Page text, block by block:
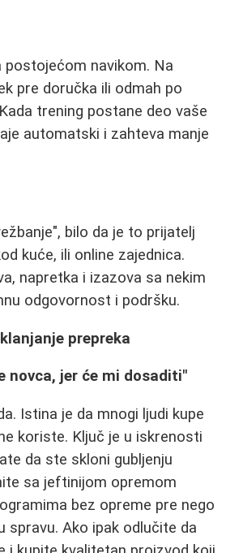
postojećom navikom. Na
pre doručka ili odmah po
trening postane deo vaše
automatski i zahteva manje
bilo da je to prijatelj
kuće, ili online zajednica.
napretka i izazova sa nekim
odgovornost i podršku.
prepreka
novca, jer će mi dosaditi"
Istina je da mnogi ljudi kupe
koriste. Ključ je u iskrenosti
da ste skloni gubljenju
sa jeftinijom opremom
bez opreme pre nego
spravu. Ako ipak odlučite da